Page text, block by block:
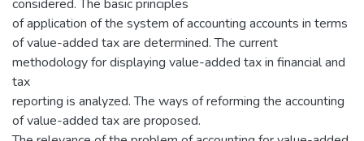
considered. The basic principles
of application of the system of accounting accounts in terms
of value-added tax are determined. The current
methodology for displaying value-added tax in financial and
tax
reporting is analyzed. The ways of reforming the accounting
of value-added tax are proposed.